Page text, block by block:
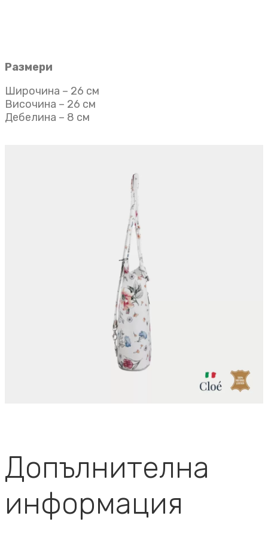
Размери
Широчина – 26 см
Височина – 26 см
Дебелина – 8 см
Допълнителна
информация